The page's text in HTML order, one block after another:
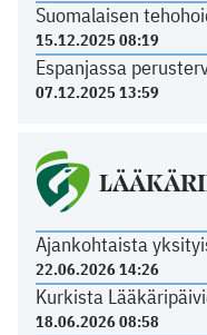
Suomalaisen
15.12.2025 08:19
Espanjassa
07.12.2025 13:59
Ajankohtaista
22.06.2026 14:26
Kurkista
18.06.2026 08:58